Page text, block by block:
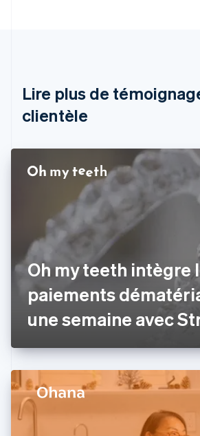
Lire plus de
clientèle
Oh my teeth intègre
paiements
une semaine avec
Brésil
PortuguêsEnglish
Bulgarie
Chine continentale
简体中文 English
English
Croatie
English Italiano
English
Émirats arabes unis
English
EspañolEnglish
English
États-Unis
Español 简体中文
Finlande